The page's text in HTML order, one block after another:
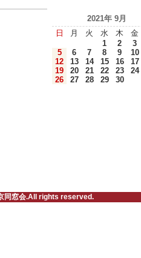
2021年 9月
日
月 火 水 木
金
1
2
3
5
6 7 8 9
10
12
13 14 15 16
17
19
20 21 22 23
24
26
27 28 29 30
同窓会.All rights reserved.